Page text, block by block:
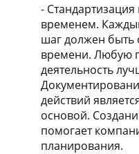
-
временем.
шаг должен быть
времени. Любую
деятельность
действий
основой.
помогает
планирования.